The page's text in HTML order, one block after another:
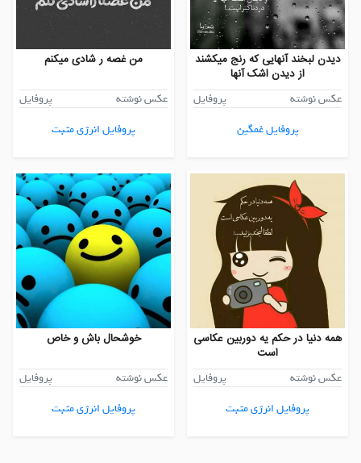
دیدن لبخند آنهایی که رنج میکشند
از دیدن اشک آنها
عکس نوشته
پروفایل
پروفایل غمگین
من غصه ر شادی میکنم
عکس نوشته
پروفایل
پروفایل انرژی مثبت
همه دنیا در حکم یه دوربین عکاسی
است
عکس نوشته
پروفایل
پروفایل انرژی مثبت
خوشحال باش و خاص
عکس نوشته
پروفایل
پروفایل انرژی مثبت